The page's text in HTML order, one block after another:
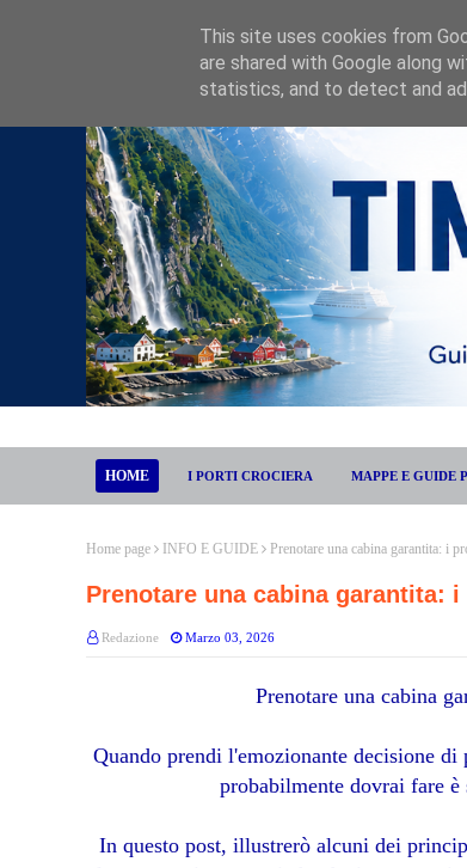
HOME I PORTI CROCIERA MAPPE E GUIDE
Home page INFO E GUIDE Prenotare una cabina garantita: i
Prenotare una cabina garantita:
Redazione Marzo 03, 2026
Prenotare una cabina
Quando prendi l'emozionante decisione
probabilmente dovrai fare è
In questo post, illustrerò alcuni dei
This site uses cookies from
are shared with Google along
statistics, and to detect and